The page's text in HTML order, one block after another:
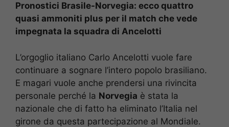
Pronostici Brasile-Norvegia: ecco quattro
quasi ammoniti plus per il match che vede
impegnata la squadra di Ancelotti
L’orgoglio italiano Carlo Ancelotti vuole fare
continuare a sognare l’intero popolo brasiliano.
E magari vuole anche prendersi una rivincita
personale perché la Norvegia è stata la
nazionale che di fatto ha eliminato l’Italia nel
girone da questa partecipazione al Mondiale.